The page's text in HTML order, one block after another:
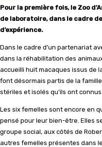
Pour la première fois, le Zoo
de laboratoire, dans le cadre
d’expérience.
Dans le cadre d’un partenariat
dans la réhabilitation des
accueilli huit macaques issus de
font désormais partis de la
stériles et isolés qu’ils ont connus.
Les six femelles sont encore en
pensé pour leur bien-être. Elles
groupe social, aux côtés de
autres femelles présentes dans